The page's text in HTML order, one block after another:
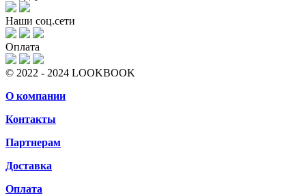
Наши соц.сети
Оплата
© 2022 - 2024 LOOKBOOK
О компании
Контакты
Партнерам
Доставка
Оплата